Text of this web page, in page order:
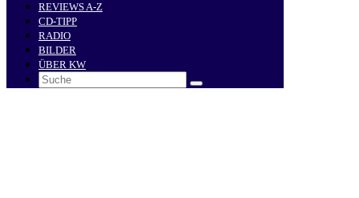
REVIEWS A-Z
CD-TIPP
RADIO
BILDER
ÜBER KW
Search